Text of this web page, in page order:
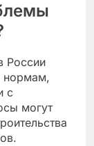
России
нормам,
с
могут